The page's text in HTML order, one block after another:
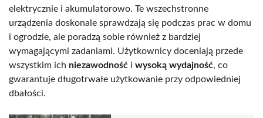
elektrycznie i akumulatorowo. Te wszechstronne
urządzenia doskonale sprawdzają się podczas prac w domu
i ogrodzie, ale poradzą sobie również z bardziej
wymagającymi zadaniami. Użytkownicy doceniają przede
wszystkim ich niezawodność i wysoką wydajność, co
gwarantuje długotrwałe użytkowanie przy odpowiedniej
dbałości.